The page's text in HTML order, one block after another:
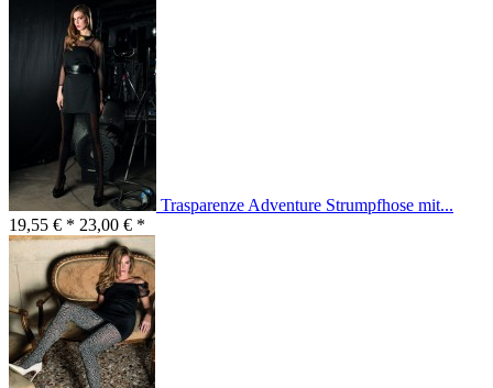
Trasparenze Adventure Strumpfhose mit...
19,55 € * 23,00 € *